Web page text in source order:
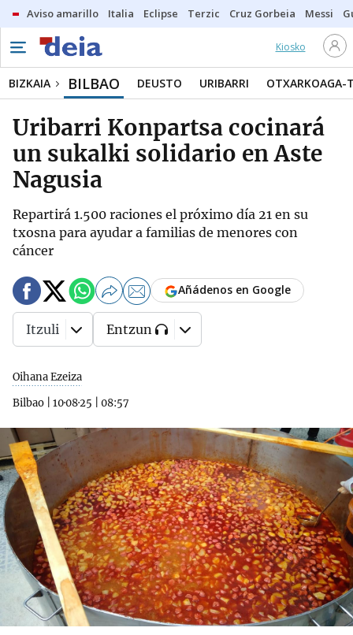
Aviso amarillo Italia Eclipse Terzic Cruz Gorbeia Messi
Kiosko
BIZKAIA BILBAO DEUSTO URIBARRI OTXARKOAGA-
Uribarri Konpartsa cocinará
un sukalki solidario en Aste
Nagusia
Repartirá 1.500 raciones el próximo día 21 en su
txosna para ayudar a familias de menores con
cáncer
Oihana Ezeiza
Bilbao
10·08·25 08:57
Añádenos en Google
Itzuli Entzun